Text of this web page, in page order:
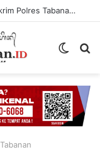
Utamakan Keadilan Restoratif, Satreskrim Polres Tabanan Gelar Perkara Kasus Penganiayaan Anak
Switch
Tabanan